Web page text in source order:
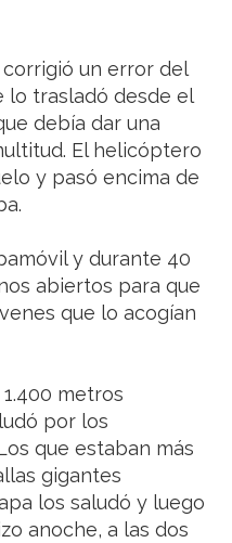
un error del
trasladó desde el
debía dar una
El helicóptero
y pasó encima de
y durante 40
abiertos para que
que lo acogían
metros
por los
que estaban más
gigantes
los saludó y luego
anoche, a las dos